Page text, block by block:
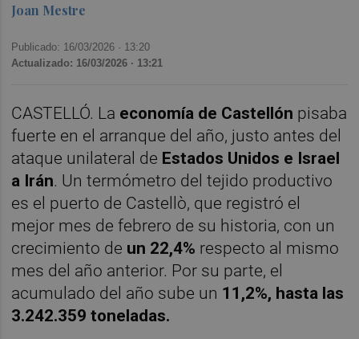
Joan Mestre
Publicado: 16/03/2026 · 13:20
Actualizado: 16/03/2026 · 13:21
CASTELLÓ. La economía de Castellón pisaba
fuerte en el arranque del año, justo antes del
ataque unilateral de Estados Unidos e Israel
a Irán. Un termómetro del tejido productivo
es el puerto de Castellò, que registró el
mejor mes de febrero de su historia, con un
crecimiento de un 22,4% respecto al mismo
mes del año anterior. Por su parte, el
acumulado del año sube un 11,2%, hasta las
3.242.359 toneladas.